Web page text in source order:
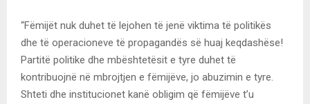
“Fëmijët nuk duhet të lejohen të jenë viktima të politikës
dhe të operacioneve të propagandës së huaj keqdashëse!
Partitë politike dhe mbështetësit e tyre duhet të
kontribuojnë në mbrojtjen e fëmijëve, jo abuzimin e tyre.
Shteti dhe institucionet kanë obligim që fëmijëve t’u